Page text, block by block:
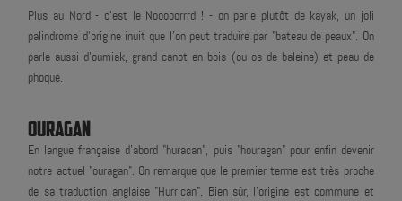
Plus au Nord - c'est le Nooooorrrd ! - on parle plutôt de kayak, un joli
palindrome d'origine inuit que l'on peut traduire par "bateau de peaux". On
parle aussi d'oumiak, grand canot en bois (ou os de baleine) et peau de
phoque.
OURAGAN
En langue française d'abord "huracan", puis "houragan" pour enfin devenir
notre actuel "ouragan". On remarque que le premier terme est très proche
de sa traduction anglaise "Hurrican". Bien sûr, l'origine est commune et